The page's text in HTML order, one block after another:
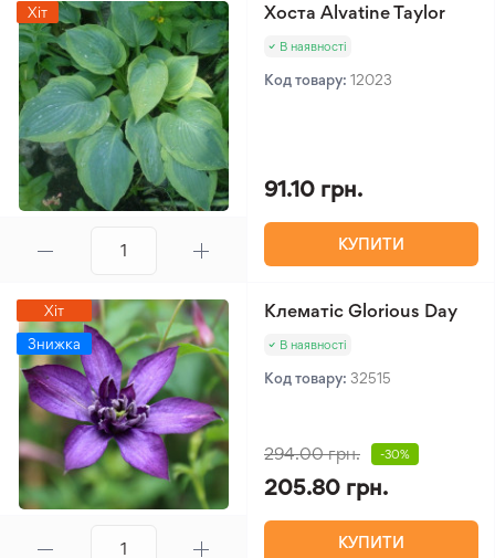
Хіт Хоста Alvatine Taylor
В наявності
Код товару: 12023
91.10 грн.
КУПИТИ
Хіт
Знижка
Клематіс Glorious Day
В наявності
Код товару: 32515
294.00 грн. -30%
205.80 грн.
КУПИТИ